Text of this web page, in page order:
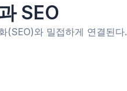
SEO
(SEO)와 밀접하게 연결된다.